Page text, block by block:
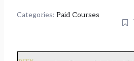
Categories:Paid Courses